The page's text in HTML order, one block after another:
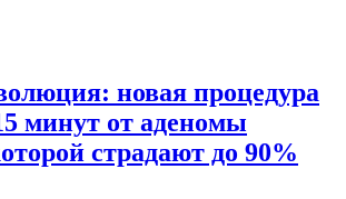
новая процедура
минут от аденомы
страдают до 90%